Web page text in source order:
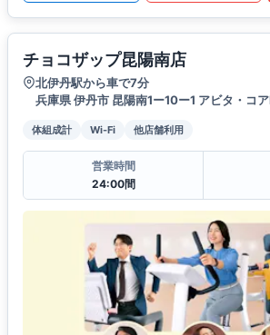
チョコザップ昆陽南店
北伊丹駅から車で7分
兵庫県 伊丹市 昆陽南1ー10ー1 アビタ・コア
体組成計 Wi-Fi 他店舗利用
営業時間
24:00間